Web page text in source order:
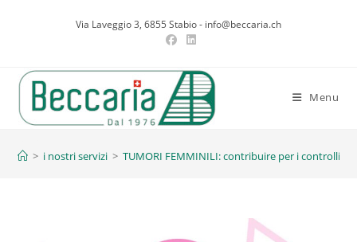
Via Laveggio 3, 6855 Stabio - info@beccaria.ch
Menu
> i nostri servizi > TUMORI FEMMINILI: contribuire per i controlli